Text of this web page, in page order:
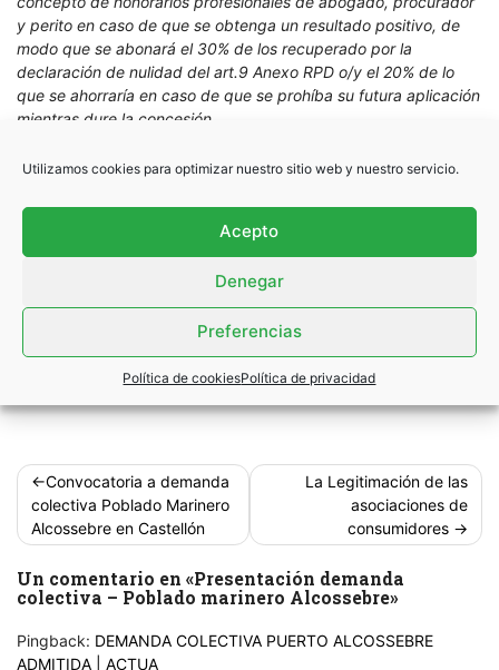
Utilizamos cookies para optimizar nuestro sitio web y nuestro servicio.
Acepto
Denegar
Preferencias
Política de cookiesPolítica de privacidad
y perito en caso de que se obtenga un resultado positivo, de
modo que se abonará el 30% de los recuperado por la
declaración de nulidad del art.9 Anexo RPD o/y el 20% de lo
que se ahorraría en caso de que se prohíba su futura aplicación
mientras dure la concesión.
afectados determinados requiere la participación inicial de por
lo menos el 50% de los afectados. Por ello se decide como
fecha de interposición de la demanda el mes de septiembre del
2020, debiendo comenzar a inscribirse como asociados de
ACTUA todos aquellos que quieran adherirse a la reclamación,
posterioridad se podrán adherir pero con peores condiciones
Navegación
de
entradas
Convocatoria a demanda
colectiva Poblado Marinero
Alcossebre en Castellón
La Legitimación de las
asociaciones de
consumidores
Un comentario en «Presentación demanda
colectiva – Poblado marinero Alcossebre»
Pingback: DEMANDA COLECTIVA PUERTO ALCOSSEBRE
ADMITIDA | ACTUA